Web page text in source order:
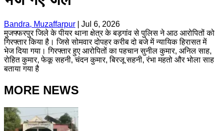
Bandra, Muzaffarpur
Jul 6, 2026
मुजफ्फरपुर जिले के पीयर थाना क्षेत्र के बड़गांव से पुलिस ने आठ आरोपितों को
गिरफ्तार किया है। जिसे सोमवार दोपहर करीब दो बजे में न्यायिक हिरासत में
भेज दिया गया। गिरफ्तार हुए आरोपितों का पहचान सुनील कुमार, अनिल साह,
रोहित कुमार, फेकू सहनी, चंदन कुमार, बिरजू सहनी, रंभा महतो और भोला साह
बताया गया है
MORE NEWS